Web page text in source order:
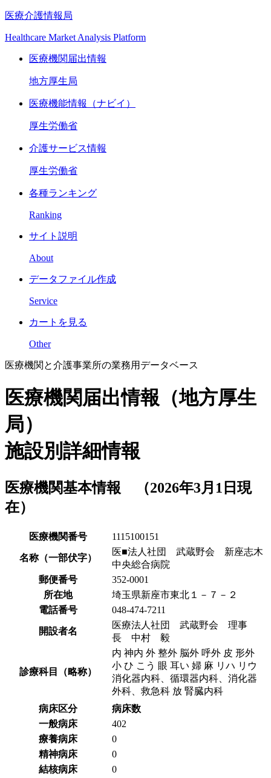
医療介護情報局
Healthcare Market Analysis Platform
医療機関届出情報
地方厚生局
医療機能情報（ナビイ）
厚生労働省
介護サービス情報
厚生労働省
各種ランキング
Ranking
サイト説明
About
データファイル作成
Service
カートを見る
Other
医療機関と介護事業所の業務用データベース
医療機関届出情報（地方厚生
局）
施設別詳細情報
医療機関基本情報 （2026年3月1日現
在）
医療機関番号 1115100151
名称（一部伏字）
医■法人社団 武蔵野会 新座志木
中央総合病院
郵便番号
352-0001
所在地
埼玉県新座市東北１－７－２
電話番号
048-474-7211
開設者名
医療法人社団 武蔵野会 理事
長 中村 毅
診療科目（略称）
内 神内 外 整外 脳外 呼外 皮 形外
小 ひ こう 眼 耳い 婦 麻 リハ リウ
消化器内科、循環器内科、消化器
外科、救急科 放 腎臓内科
病床区分
病床数
一般病床
402
療養病床
0
精神病床
0
結核病床
0